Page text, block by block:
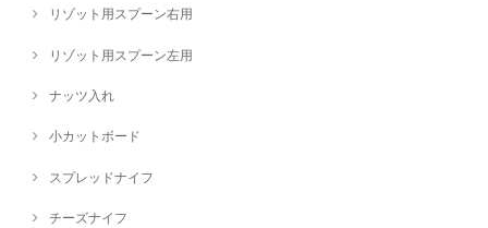
リゾット用スプーン右用
リゾット用スプーン左用
ナッツ入れ
小カットボード
スプレッドナイフ
チーズナイフ